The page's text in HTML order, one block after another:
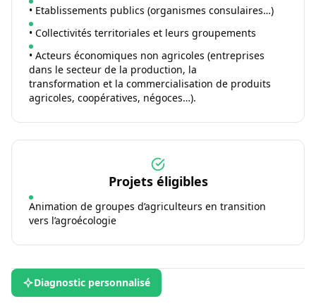
• Etablissements publics (organismes consulaires…)
• Collectivités territoriales et leurs groupements
• Acteurs économiques non agricoles (entreprises
dans le secteur de la production, la
transformation et la commercialisation de produits
agricoles, coopératives, négoces…).
Projets éligibles
Animation de groupes d’agriculteurs en transition
vers l’agroécologie
Diagnostic personnalisé